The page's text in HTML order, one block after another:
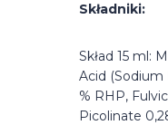
Składniki:
Skład 15 ml:
Acid (Sodium
% RHP,
Picolinate